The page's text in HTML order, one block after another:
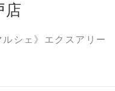
店
ルシェ》エクスアリー